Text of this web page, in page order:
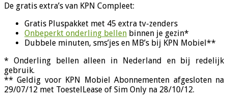
De gratis extra’s van KPN Compleet:
Gratis Pluspakket met 45 extra tv-zenders
Onbeperkt onderling bellen binnen je gezin*
Dubbele minuten, sms’jes en MB’s bij KPN Mobiel**
* Onderling bellen alleen in Nederland en bij redelijk
gebruik.
** Geldig voor KPN Mobiel Abonnementen afgesloten na
29/07/12 met ToestelLease of Sim Only na 28/10/12.